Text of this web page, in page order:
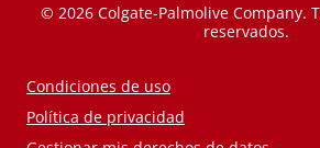
© 2026 Colgate-Palmolive Company.
reservados.
Condiciones de uso
Política de privacidad